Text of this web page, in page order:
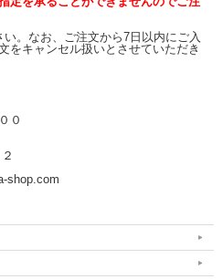
。なお、ご注文から7日以内にご入
をキャンセル扱いとさせていただき
０
shop.com